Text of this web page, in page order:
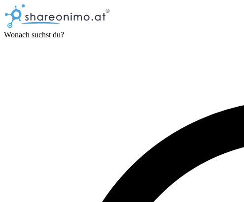
Wonach suchst du?